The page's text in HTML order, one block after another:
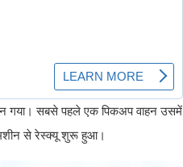
गया। सबसे पहले एक पिकअप वाहन उसमें
मशीन से रेस्क्यू शुरू हुआ।